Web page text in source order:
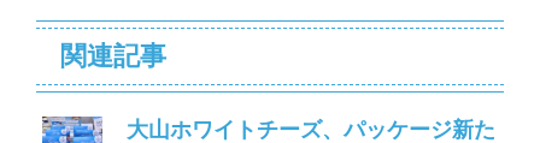
関連記事
大山ホワイトチーズ、パッケージ新た